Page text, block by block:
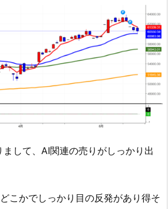
して、AI関連の売りがしっかり出
こかでしっかり目の反発があり得そ